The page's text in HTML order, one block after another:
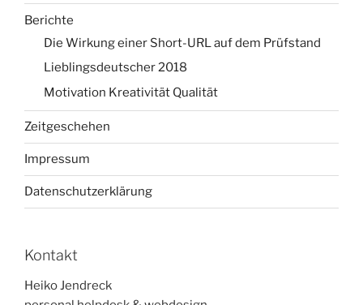
Berichte
Die Wirkung einer Short-URL auf dem Prüfstand
Lieblingsdeutscher 2018
Motivation Kreativität Qualität
Zeitgeschehen
Impressum
Datenschutzerklärung
Kontakt
Heiko Jendreck